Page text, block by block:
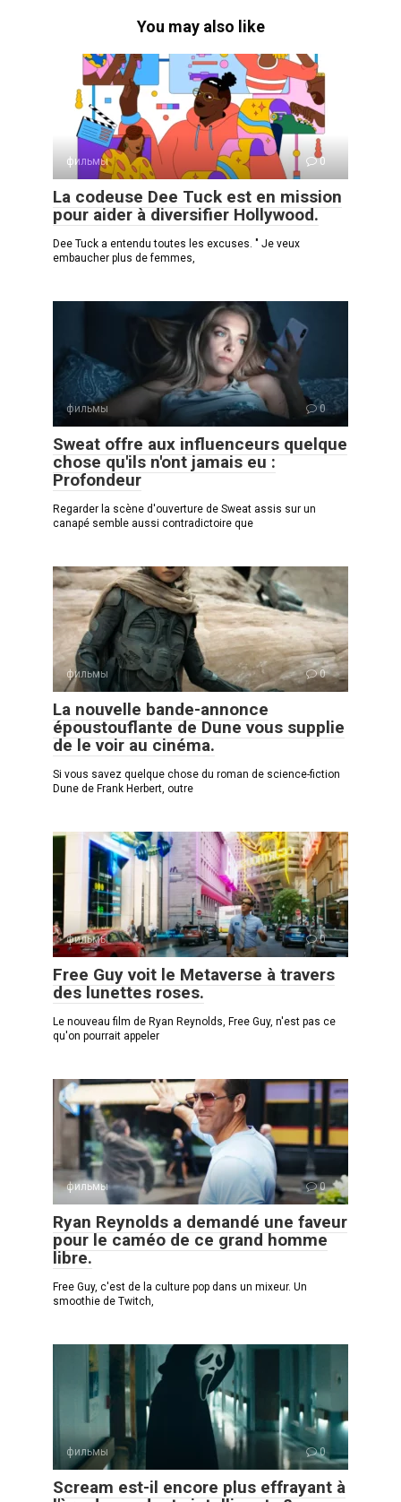
You may also like
фильмы 0
La codeuse Dee Tuck est en mission
pour aider à diversifier Hollywood.
Dee Tuck a entendu toutes les excuses. " Je veux
embaucher plus de femmes,
фильмы 0
Sweat offre aux influenceurs quelque
chose qu'ils n'ont jamais eu :
Profondeur
Regarder la scène d'ouverture de Sweat assis sur un
canapé semble aussi contradictoire que
фильмы 0
La nouvelle bande-annonce
époustouflante de Dune vous supplie
de le voir au cinéma.
Si vous savez quelque chose du roman de science-fiction
Dune de Frank Herbert, outre
фильмы 0
Free Guy voit le Metaverse à travers
des lunettes roses.
Le nouveau film de Ryan Reynolds, Free Guy, n'est pas ce
qu'on pourrait appeler
фильмы 0
Ryan Reynolds a demandé une faveur
pour le caméo de ce grand homme
libre.
Free Guy, c'est de la culture pop dans un mixeur. Un
smoothie de Twitch,
фильмы 0
Scream est-il encore plus effrayant à